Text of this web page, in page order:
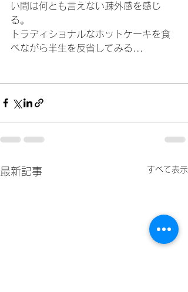
い間は何とも言えない疎外感を感じ
る。
トラディショナルなホットケーキを食
べながら半生を反省してみる...
最新記事 すべて表示